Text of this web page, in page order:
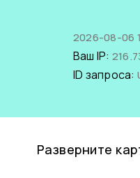
2026-08-06
Ваш IP:
ID запроса:
Разверните